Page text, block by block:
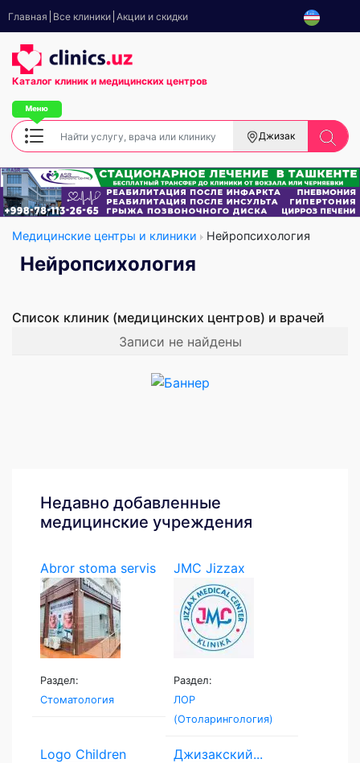
Главная Все клиники Акции и скидки
Каталог клиник и медицинских центров
Джизак
Медицинские центры и клиники Нейропсихология
Нейропсихология
Список клиник (медицинских центров) и врачей
Записи не найдены
Недавно добавленные
медицинские учреждения
Abror stoma servis
Раздел:
Стоматология
JMC Jizzax
Medical...
Раздел:
ЛОР
(Отоларингология)
Logo Children Джизакский...